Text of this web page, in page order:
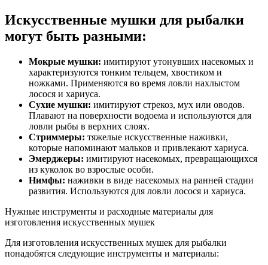
Искусственные мушки для рыбалки
могут быть разными:
Мокрые мушки: имитируют утонувших насекомых и
характеризуются тонким тельцем, хвостиком и
ножками. Применяются во время ловли нахлыстом
лосося и хариуса.
Сухие мушки: имитируют стрекоз, мух или оводов.
Плавают на поверхности водоема и используются для
ловли рыбы в верхних слоях.
Стриммеры: тяжелые искусственные наживки,
которые напоминают мальков и привлекают хариуса.
Эмерджеры: имитируют насекомых, превращающихся
из куколок во взрослые особи.
Нимфы: наживки в виде насекомых на ранней стадии
развития. Используются для ловли лосося и хариуса.
Нужные инструменты и расходные материалы для
изготовления искусственных мушек
Для изготовления искусственных мушек для рыбалки
понадобятся следующие инструменты и материалы: